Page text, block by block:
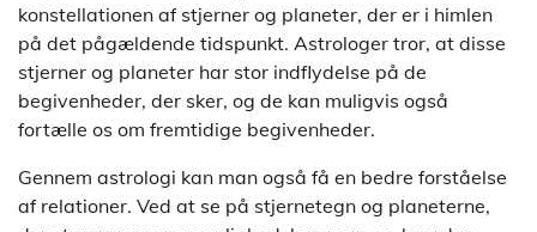
konstellationen af stjerner og planeter, der er i himlen
på det pågældende tidspunkt. Astrologer tror, at disse
stjerner og planeter har stor indflydelse på de
begivenheder, der sker, og de kan muligvis også
fortælle os om fremtidige begivenheder.
Gennem astrologi kan man også få en bedre forståelse
af relationer. Ved at se på stjernetegn og planeterne,